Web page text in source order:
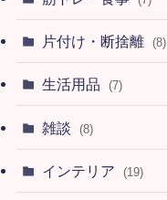
片付け・断捨離 (8)
生活用品 (7)
雑談 (8)
インテリア (19)